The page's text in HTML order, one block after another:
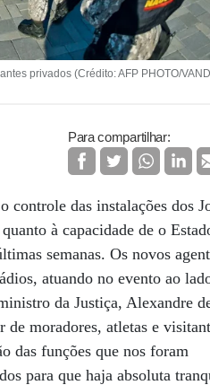
privados (Crédito: AFP PHOTO/
Para compartilhar:
das instalações dos
à capacidade de o
semanas. Os novos
atuando no evento ao
da Justiça, Alexandre
de moradores, atletas e
das funções que nos foram
para que haja absoluta